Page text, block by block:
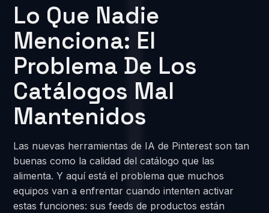
Lo Que Nadie
Menciona: El
Problema De Los
Catálogos Mal
Mantenidos
Las nuevas herramientas de IA de Pinterest son tan
buenas como la calidad del catálogo que las
alimenta. Y aquí está el problema que muchos
equipos van a enfrentar cuando intenten activar
estas funciones: sus feeds de productos están